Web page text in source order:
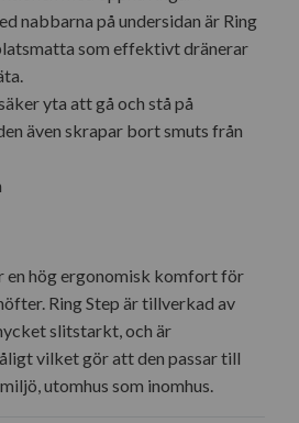
nabbarna på undersidan är Ring
som effektivt dränerar
yta att gå och stå på
även skrapar bort smuts från
hög ergonomisk komfort för
Ring Step är tillverkad av
slitstarkt, och är
vilket gör att den passar till
utomhus som inomhus.